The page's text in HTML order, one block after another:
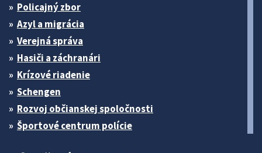
Policajný zbor
Azyl a migrácia
Verejná správa
Hasiči a záchranári
Krízové riadenie
Schengen
Rozvoj občianskej spoločnosti
Športové centrum polície